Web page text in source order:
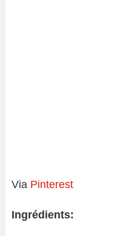
Via Pinterest
Ingrédients: